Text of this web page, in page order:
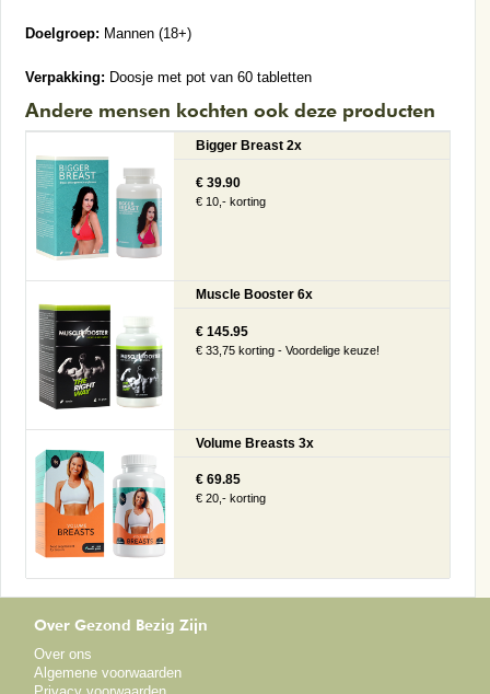
Doelgroep: Mannen (18+)
Verpakking: Doosje met pot van 60 tabletten
Andere mensen kochten ook deze producten
Bigger Breast 2x
€ 39.90
€ 10,- korting
Muscle Booster 6x
€ 145.95
€ 33,75 korting - Voordelige keuze!
Volume Breasts 3x
€ 69.85
€ 20,- korting
Over Gezond Bezig Zijn
Over ons
Algemene voorwaarden